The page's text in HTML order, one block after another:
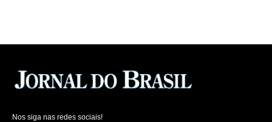
Nos siga nas redes sociais!